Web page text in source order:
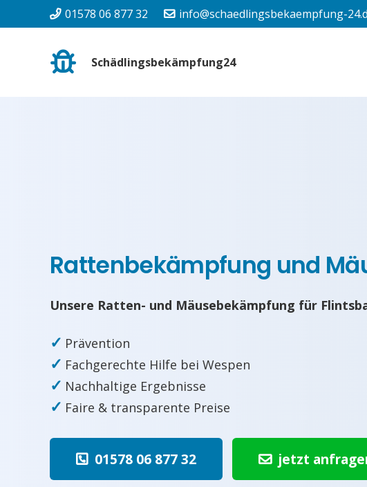
01578 06 877 32 info@schaedlingsbekaempfung-
Schädlingsbekämpfung24
Rattenbekämpfung und
Unsere Ratten- und Mäusebekämpfung für
✓ Prävention
✓ Fachgerechte Hilfe bei Wespen
✓ Nachhaltige Ergebnisse
✓ Faire & transparente Preise
01578 06 877 32 jetzt